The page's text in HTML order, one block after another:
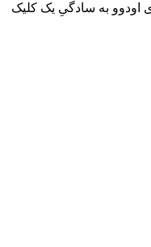
اودوو به سادگیِ یک کلیک